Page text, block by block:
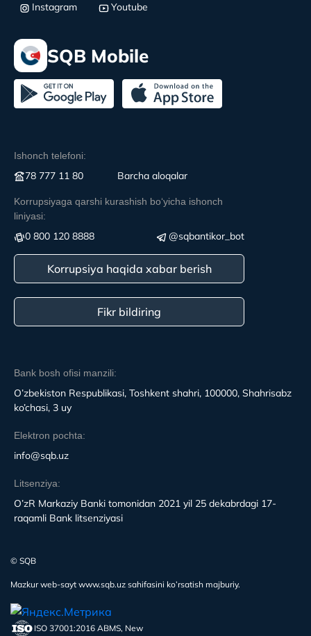
Bank bosh ofisi manzili:
O’zbekiston Respublikasi, Toshkent shahri, 100000, Shahrisabz
ko’chasi, 3 uy
Elektron pochta:
info@sqb.uz
Litsenziya:
O’zR Markaziy Banki tomonidan 2021 yil 25 dekabrdagi 17-
raqamli Bank litsenziyasi
Instagram
Youtube
SQB Mobile
Ishonch telefoni:
78 777 11 80 Вarcha aloqalar
Korrupsiyaga qarshi kurashish boʻyicha ishonch
liniyasi:
0 800 120 8888 @sqbantikor_bot
Korrupsiya haqida xabar berish
Fikr bildiring
© SQB
Mazkur web-sayt www.sqb.uz sahifasini ko’rsatish majburiy.
ISO 37001:2016 ABMS, New